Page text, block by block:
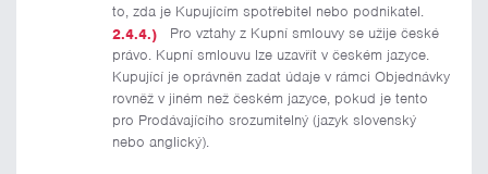
to, zda je Kupujícím spotřebitel nebo podnikatel.
Pro vztahy z Kupní smlouvy se užije české
právo. Kupní smlouvu lze uzavřít v českém jazyce.
Kupující je oprávněn zadat údaje v rámci Objednávky
rovněž v jiném než českém jazyce, pokud je tento
pro Prodávajícího srozumitelný (jazyk slovenský
nebo anglický).